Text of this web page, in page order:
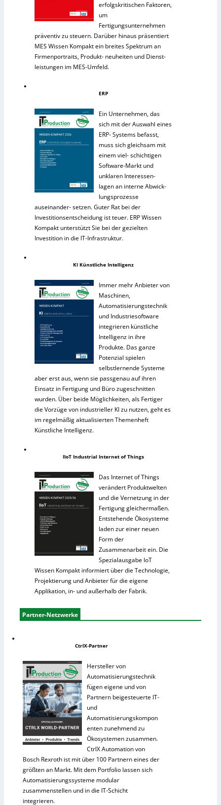
erfolgskritischen Faktoren,
um
Fertigungsunternehmen
präventiv zu steuern. Darüber hinaus präsentiert
MES Wissen Kompakt ein breites Spektrum an
Firmenportraits, Produkt- neuheiten und Dienst-
leistungen im MES-Umfeld.
ERP
Ein Unternehmen, das
sich mit der Auswahl eines
ERP- Systems befasst,
muss sich gleichsam mit
einem viel- schichtigen
Software-Markt und
unklaren Interessen-
lagen an interne Abwick-
lungsprozesse
auseinander- setzen. Guter Rat bei der
Investitionsentscheidung ist teuer. ERP Wissen
Kompakt unterstützt Sie bei der gezielten
Investition in die IT-Infrastruktur.
KI Künstliche Intelligenz
Immer mehr Anbieter von
Maschinen,
Automatisierungstechnik
und Industriesoftware
integrieren künstliche
Intelligenz in ihre
Produkte. Das ganze
Potenzial spielen
selbstlernende Systeme
aber erst aus, wenn sie passgenau auf ihren
Einsatz in Fertigung und Büro zugeschnitten
wurden. Über beide Möglichkeiten, als Fertiger
die Vorzüge von industrieller KI zu nutzen, geht es
im regelmäßig aktualisierten Themenheft
Künstliche Intelligenz.
IIoT Industrial Internet of Things
Das Internet of Things
verändert Produktwelten
und die Vernetzung in der
Fertigung gleichermaßen.
Entstehende Ökosysteme
laden zur einer neuen
Form der
Zusammenarbeit ein. Die
Spezialausgabe IoT
Wissen Kompakt informiert über die Technologie,
Projektierung und Anbieter für die eigene
Applikation, in- und außerhalb der Fabrik.
Partner-Netzwerke
CtrlX-Partner
Hersteller von
Automatisierungstechnik
fügen eigene und von
Partnern beigesteuerte IT-
und
Automatisierungskompon
enten zunehmend zu
Ökosystemen zusammen.
CtrlX Automation von
Bosch Rexroth ist mit über 100 Partnern eines der
größten an Markt. Mit dem Portfolio lassen sich
Automatisierungssysteme modular
zusammenstellen und in die IT-Schicht
integrieren.